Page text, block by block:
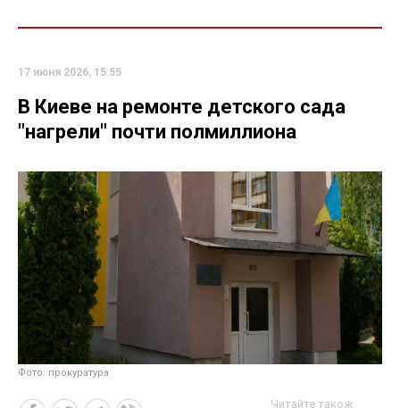
17 июня 2026, 15:55
В Киеве на ремонте детского сада
"нагрели" почти полмиллиона
Фото: прокуратура
Читайте також